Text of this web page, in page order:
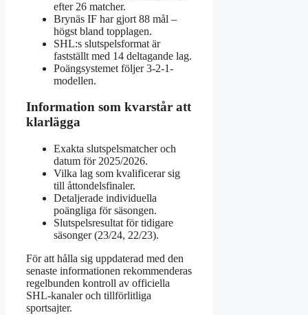
efter 26 matcher.
Brynäs IF har gjort 88 mål –
högst bland topplagen.
SHL:s slutspelsformat är
fastställt med 14 deltagande lag.
Poängsystemet följer 3-2-1-
modellen.
Information som kvarstår att
klarlägga
Exakta slutspelsmatcher och
datum för 2025/2026.
Vilka lag som kvalificerar sig
till åttondelsfinaler.
Detaljerade individuella
poängliga för säsongen.
Slutspelsresultat för tidigare
säsonger (23/24, 22/23).
För att hålla sig uppdaterad med den
senaste informationen rekommenderas
regelbunden kontroll av officiella
SHL-kanaler och tillförlitliga
sportsajter.